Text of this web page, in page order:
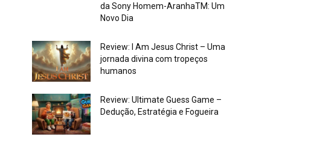
da Sony Homem-AranhaTM: Um
Novo Dia
Review: I Am Jesus Christ – Uma
jornada divina com tropeços
humanos
Review: Ultimate Guess Game –
Dedução, Estratégia e Fogueira